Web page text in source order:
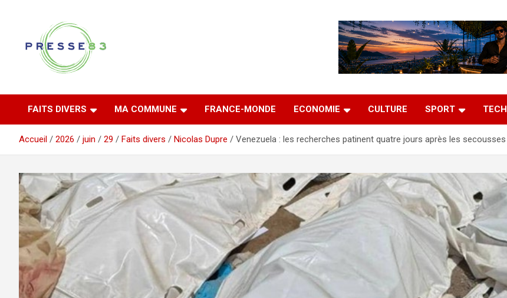
Presse 83
FAITS DIVERS MA COMMUNE FRANCE-MONDE ECONOMIE CULTURE SPORT TECH
Accueil 2026 juin 29 Faits divers Nicolas Dupre Venezuela : les recherches patinent quatre jours après les secousses